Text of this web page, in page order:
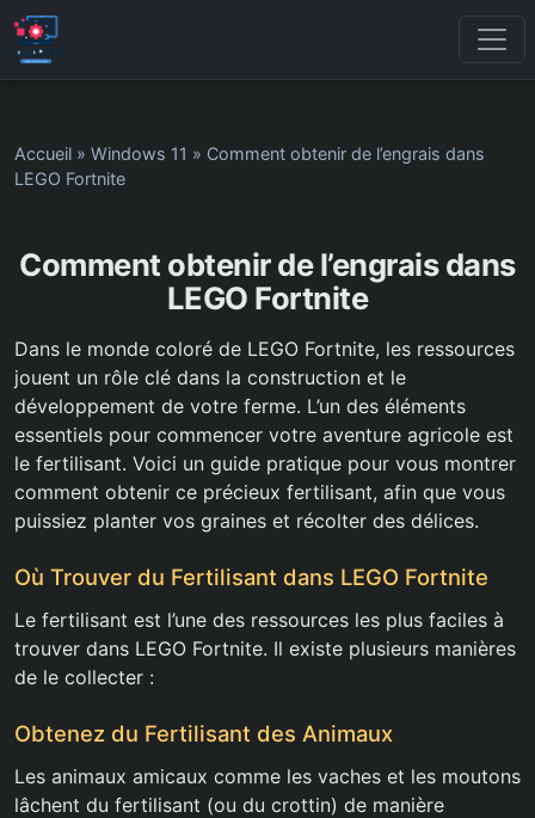
Accueil » Windows 11 » Comment obtenir de l’engrais dans
LEGO Fortnite
Comment obtenir de l’engrais dans
LEGO Fortnite
Dans le monde coloré de LEGO Fortnite, les ressources
jouent un rôle clé dans la construction et le
développement de votre ferme. L’un des éléments
essentiels pour commencer votre aventure agricole est
le fertilisant. Voici un guide pratique pour vous montrer
comment obtenir ce précieux fertilisant, afin que vous
puissiez planter vos graines et récolter des délices.
Où Trouver du Fertilisant dans LEGO Fortnite
Le fertilisant est l’une des ressources les plus faciles à
trouver dans LEGO Fortnite. Il existe plusieurs manières
de le collecter :
Obtenez du Fertilisant des Animaux
Les animaux amicaux comme les vaches et les moutons
lâchent du fertilisant (ou du crottin) de manière